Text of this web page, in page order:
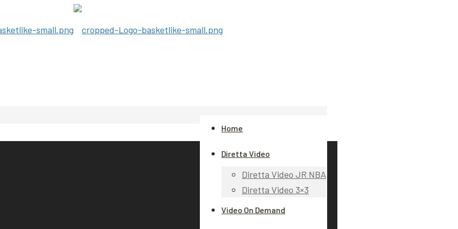
Home
Diretta Video
Diretta Video JR NBA
Diretta Video 3×3
Video On Demand